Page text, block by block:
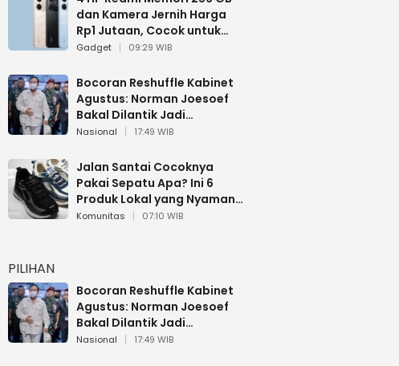
dan Kamera Jernih Harga
Rp1 Jutaan, Cocok untuk
Multitasking
Gadget 09:29 WIB
Bocoran Reshuffle Kabinet
Agustus: Norman Joesoef
Bakal Dilantik Jadi
Wamenhan RI
Nasional 17:49 WIB
Jalan Santai Cocoknya
Pakai Sepatu Apa? Ini 6
Produk Lokal yang Nyaman
Buat 17 Agustusan
Komunitas 07:10 WIB
PILIHAN
Bocoran Reshuffle Kabinet
Agustus: Norman Joesoef
Bakal Dilantik Jadi
Wamenhan RI
Nasional 17:49 WIB